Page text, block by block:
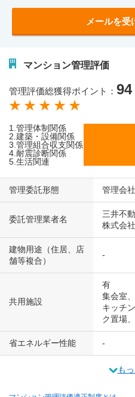
メールを受
マンション管理評価
管理評価総獲得ポイント： 94
1.管理体制関係
2.建築・設備関係
3.管理組合収支関係
4.耐震診断関係
5.生活関連
管理委託形態 管理会
委託管理業者名
三井不
株式会社
建物用途（住居、店
舗等複合）
-
共用施設
有
集会室
キッチ
ク置場
省エネルギー性能 -
も